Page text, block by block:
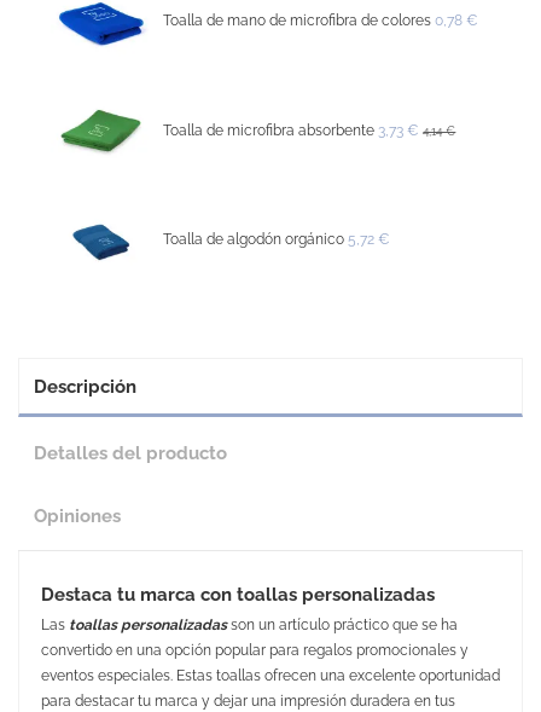
Toalla de mano de microfibra de colores 0,78 €
Toalla de microfibra absorbente 3,73 € 4,14 €
Toalla de algodón orgánico 5,72 €
Descripción
Detalles del producto
Opiniones
Destaca tu marca con toallas personalizadas
Las toallas personalizadasson un artículo práctico que se ha
convertido en una opción popular para regalos promocionales y
eventos especiales. Estas toallas ofrecen una excelente oportunidad
para destacar tu marca y dejar una impresión duradera en tus